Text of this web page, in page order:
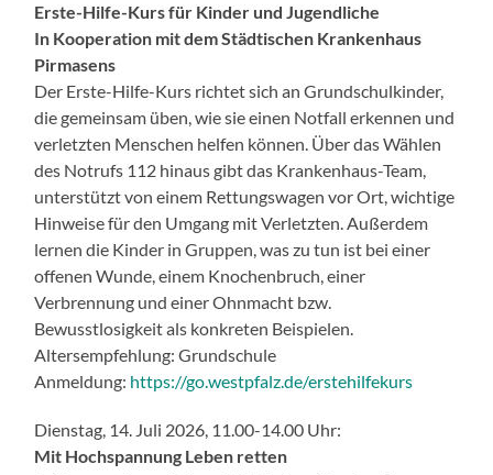
Erste-Hilfe-Kurs für Kinder und Jugendliche
In Kooperation mit dem Städtischen Krankenhaus
Pirmasens
Der Erste-Hilfe-Kurs richtet sich an Grundschulkinder,
die gemeinsam üben, wie sie einen Notfall erkennen und
verletzten Menschen helfen können. Über das Wählen
des Notrufs 112 hinaus gibt das Krankenhaus-Team,
unterstützt von einem Rettungswagen vor Ort, wichtige
Hinweise für den Umgang mit Verletzten. Außerdem
lernen die Kinder in Gruppen, was zu tun ist bei einer
offenen Wunde, einem Knochenbruch, einer
Verbrennung und einer Ohnmacht bzw.
Bewusstlosigkeit als konkreten Beispielen.
Altersempfehlung: Grundschule
Anmeldung: https://go.westpfalz.de/erstehilfekurs
Dienstag, 14. Juli 2026, 11.00-14.00 Uhr:
Mit Hochspannung Leben retten